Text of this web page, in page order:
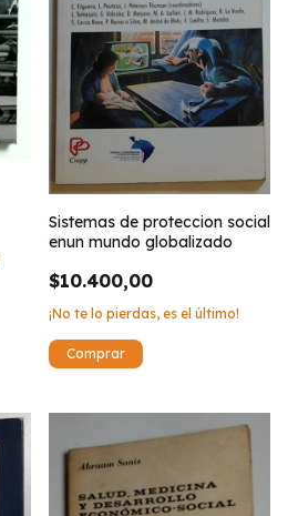
Sistemas de proteccion social
enun mundo globalizado
$10.400,00
¡No te lo pierdas, es el último!